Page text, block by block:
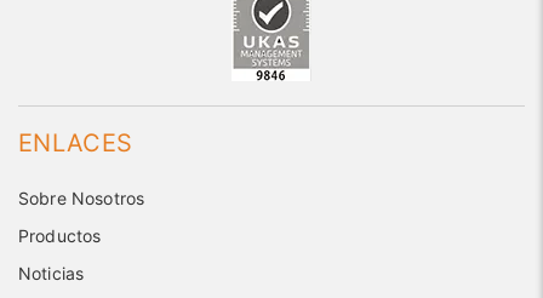
ENLACES
Sobre Nosotros
Productos
Noticias